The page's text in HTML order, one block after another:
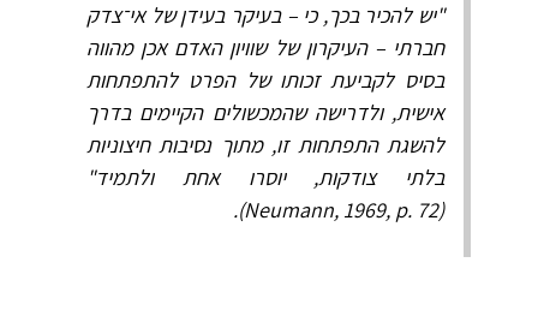
"יש להכיר בכך, כי – בעיקר בעידן של אי־צדק
חברתי – העיקרון של שוויון האדם אכן מהווה
בסיס לקביעת זכותו של הפרט להתפתחות
אישית, ולדרישה שהמכשולים הקיימים בדרך
להשגת התפתחות זו, מתוך נסיבות חיצוניות
בלתי צודקות, יוסרו אחת ולתמיד"
(Neumann, 1969, p. 72).